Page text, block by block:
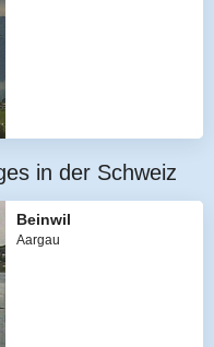
in der Schweiz
Beinwil
Aargau